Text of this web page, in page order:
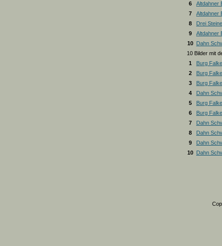
6
Altdahner
7
Altdahner
8
Drei
9
Altdahner
10
Dahn
10 Bilder mit
1
Burg
2
Burg
3
Burg
4
Dahn
5
Burg
6
Burg
7
Dahn
8
Dahn
9
Dahn
10
Dahn